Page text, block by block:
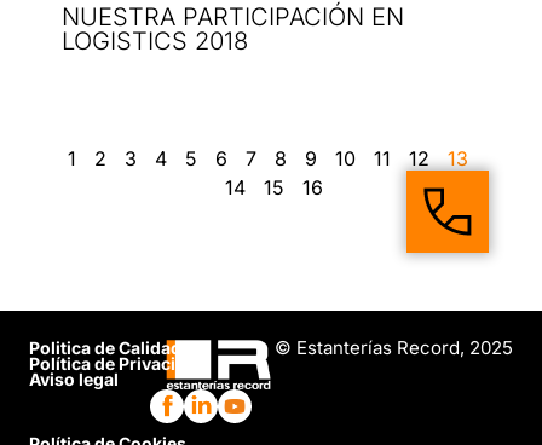
NUESTRA PARTICIPACIÓN EN
LOGISTICS 2018
1 2 3 4 5 6 7 8 9 10 11 12
13
14
15 16
Politica de Calidad
Política de Privacidad
Aviso legal
© Estanterías Record, 2025